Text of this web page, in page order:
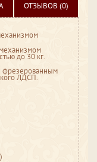
ОТЗЫВОВ (0)
до 30 кг.
фрезерованным
ЛДСП.